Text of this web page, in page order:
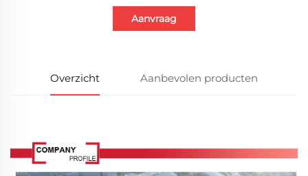
Aanvraag
Overzicht Aanbevolen producten